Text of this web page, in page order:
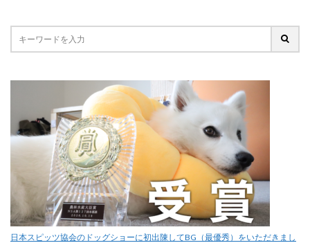
日本スピッツ協会のドッグショーに初出陳してBG（最優秀）をいただきまし